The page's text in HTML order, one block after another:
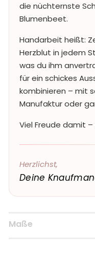
die nüchternste
Blumenbeet.
Handarbeit heißt:
Herzblut in jedem
was du ihm
für ein schickes
kombinieren – mit
Manufaktur oder
Viel Freude damit –
Herzlichst,
Deine
Maße